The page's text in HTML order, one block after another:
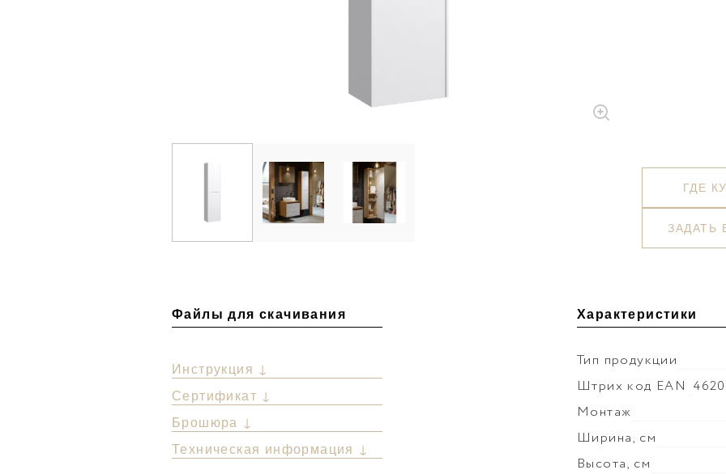
ГДЕ
ЗАДАТЬ
Файлы для скачивания
Инструкция ↓
Сертификат ↓
Брошюра ↓
Техническая информация ↓
Характеристики
Тип продукции
Штрих код EAN
Монтаж
Ширина, см
Высота, см